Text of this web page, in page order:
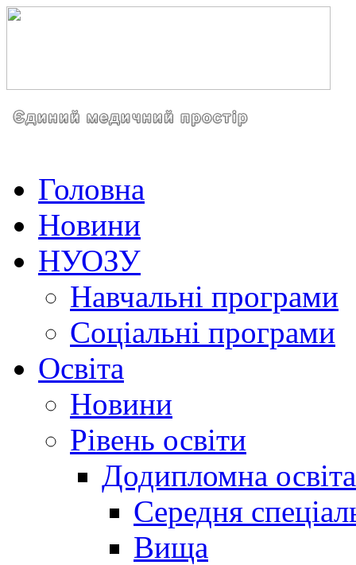
Головна
Новини
НУОЗУ
Навчальні програми
Соціальні програми
Освіта
Новини
Рівень освіти
Додипломна освіта
Середня
Вища